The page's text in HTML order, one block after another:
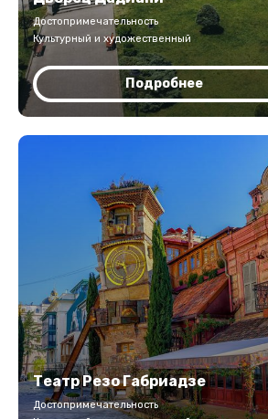
Достопримечательность
Культурный и художественный
Подробнее
Театр Резо Габриадзе
Достопримечательность